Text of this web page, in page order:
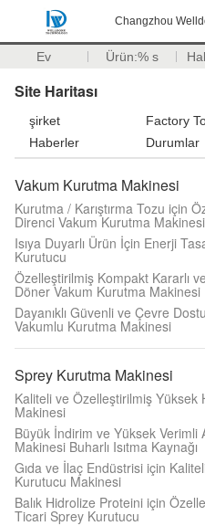
Changzhou
Ev Ürün:% s
Site Haritası
şirket Factory
Haberler
Durumlar
Vakum Kurutma Makinesi
Kurutma / Karıştırma Tozu için
Direnci Vakum Kurutma Makinesi
Isıya Duyarlı Ürün İçin Enerji
Kurutucu
Özelleştirilmiş Kompakt Kararlı
Döner Vakum Kurutma Makinesi
Dayanıklı Güvenli ve Çevre
Vakumlu Kurutma Makinesi
Sprey Kurutma Makinesi
Kaliteli ve Özelleştirilmiş Yüksek
Makinesi
Büyük İndirim ve Yüksek Verimli
Makinesi Buharlı Isıtma Kaynağı
Gıda ve İlaç Endüstrisi için
Kurutucu Makinesi
Balık Hidrolize Proteini için
Ticari Sprey Kurutucu